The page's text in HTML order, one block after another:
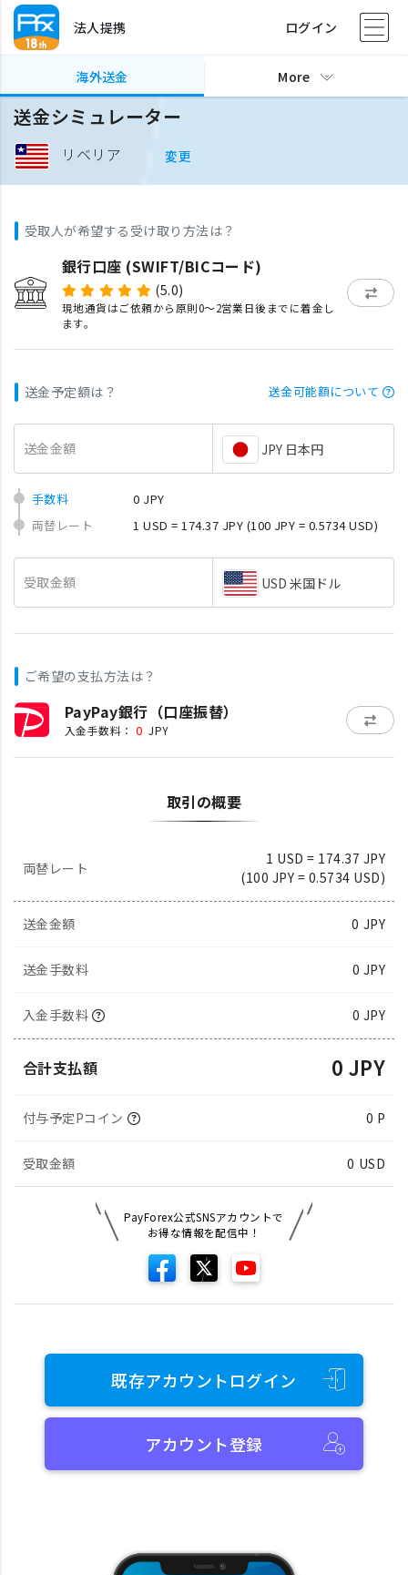
法人提携 ログイン
海外送金 More
送金シミュレーター
リベリア 変更
受取人が希望する受け取り方法は？
銀行口座 (SWIFT/BICコード)
(5.0)
現地通貨はご依頼から原則0〜2営業日後までに着金し
ます。
送金予定額は？ 送金可能額について
送金金額 JPY 日本円
手数料
0 JPY
両替レート
1 USD = 174.37 JPY (100 JPY = 0.5734 USD)
受取金額 USD 米国ドル
ご希望の支払方法は？
PayPay銀行（口座振替）
入金手数料： 0 JPY
取引の概要
両替レート
1 USD = 174.37 JPY
(100 JPY = 0.5734 USD)
送金金額 0 JPY
送金手数料 0 JPY
入金手数料 0 JPY
合計支払額 0 JPY
付与予定Pコイン 0 P
受取金額 0 USD
PayForex公式SNSアカウントで
お得な情報を配信中！
既存アカウントログイン
アカウント登録